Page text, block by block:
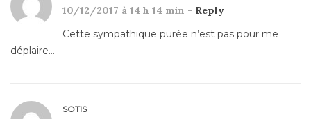
10/12/2017 à 14 h 14 min - Reply
Cette sympathique purée n’est pas pour me
déplaire…
SOTIS